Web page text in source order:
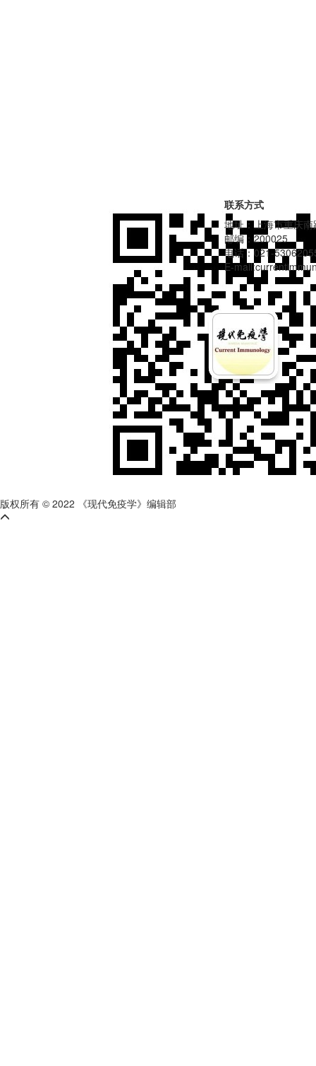
联系方式
地址：上海市重庆
邮编：200025
电话：021-
E-
版权所有 © 2022 《现代免疫学》编辑部